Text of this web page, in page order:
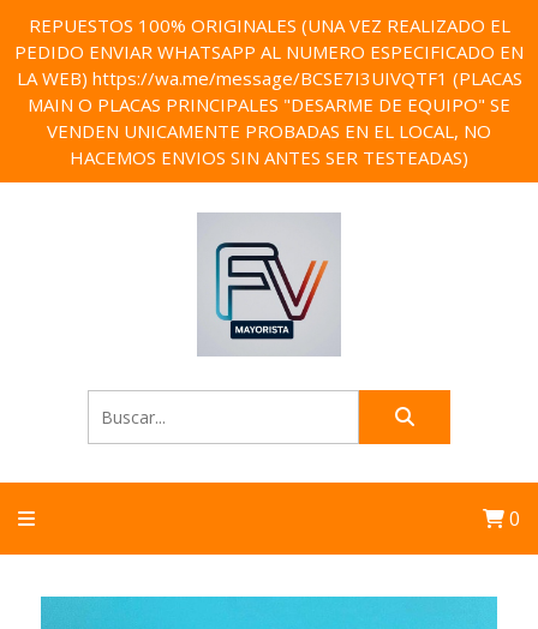
REPUESTOS 100% ORIGINALES (UNA VEZ REALIZADO EL
PEDIDO ENVIAR WHATSAPP AL NUMERO ESPECIFICADO EN
LA WEB) https://wa.me/message/BCSE7I3UIVQTF1 (PLACAS
MAIN O PLACAS PRINCIPALES "DESARME DE EQUIPO" SE
VENDEN UNICAMENTE PROBADAS EN EL LOCAL, NO
HACEMOS ENVIOS SIN ANTES SER TESTEADAS)
0